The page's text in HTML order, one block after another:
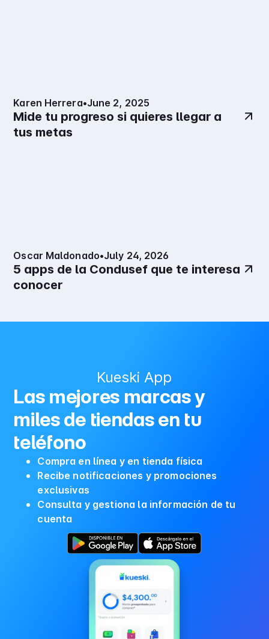
Karen Herrera•June 2, 2025
Mide tu progreso si quieres llegar a
tus metas
Oscar Maldonado•July 24, 2026
5 apps de la Condusef que te interesa
conocer
Kueski App
Las mejores marcas y
miles de tiendas en tu
teléfono
Compra en línea y en tienda física
Recibe notificaciones y promociones
exclusivas
Consulta y gestiona la información de tu
cuenta